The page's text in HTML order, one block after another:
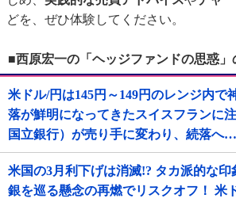
どを、ぜひ体験してください。
■西原宏一の「ヘッジファンドの思惑」
米ドル/円は145円～149円のレンジ内で
落が鮮明になってきたスイスフランに
国立銀行）が売り手に変わり、続落へ
米国の3月利下げは消滅!? タカ派的な
銀を巡る懸念の再燃でリスクオフ！ 米